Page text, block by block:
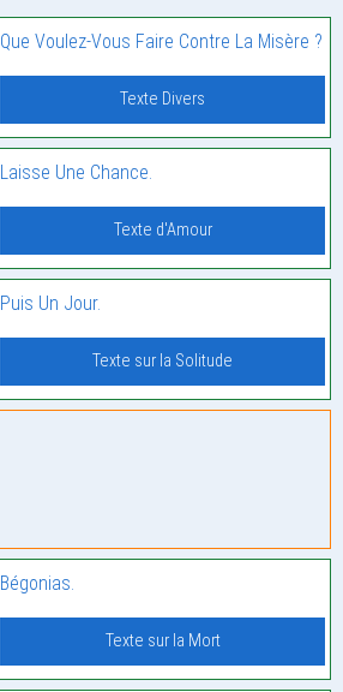
Que Voulez-Vous Faire Contre La Misère ?
Texte Divers
Laisse Une Chance.
Texte d'Amour
Puis Un Jour.
Texte sur la Solitude
Bégonias.
Texte sur la Mort